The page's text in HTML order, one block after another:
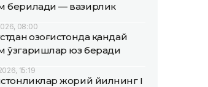
берилади — вазирлик
08:00
Қозоғистонда қандай
ўзгаришлар юз беради
15:19
жорий йилнинг I